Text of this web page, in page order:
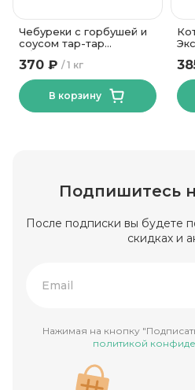
Чебуреки с горбушей и
соусом тар-тар
обжаренные во
фритюре Тм Экспродов
1 кг
370 ₽
В корзину
Подпишитесь
После подписки вы будете
скидках и
Нажимая на кнопку
политикой